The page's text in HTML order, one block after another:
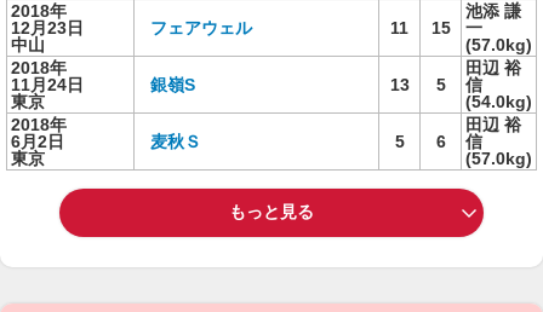
2018年
12月23日
中山
フェアウェル 11 15
池添 謙
一
(57.0kg)
2018年
11月24日
東京
銀嶺S 13 5
田辺 裕
信
(54.0kg)
2018年
6月2日
東京
麦秋Ｓ 5 6
田辺 裕
信
(57.0kg)
もっと見る